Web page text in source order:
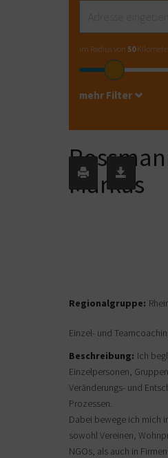
im Radius von 50
mehr Filter
Markus
Regionalgruppe:
Einzel- und
Beschreibung: Ich
Einzelpersonen,
Veränderungs- und
Prozessen.
Dabei bewege ich mich
sowohl Vereinen,
NGOs, als auch in